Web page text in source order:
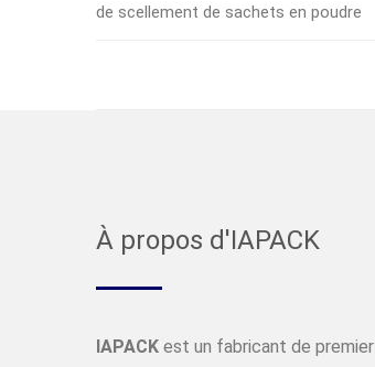
de scellement de sachets en poudre
À propos d'IAPACK
IAPACK est un fabricant de premier